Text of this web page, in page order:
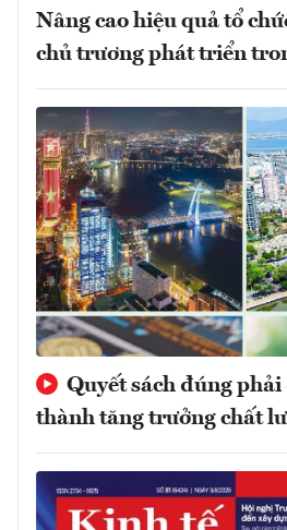
Nâng cao hiệu quả tổ
chủ trương phát triển
Quyết sách đúng phải
thành tăng trưởng chất